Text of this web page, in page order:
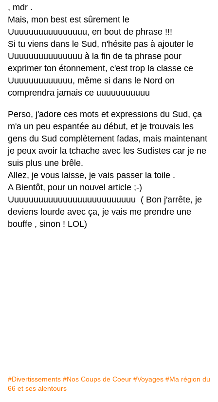
, mdr .
Mais, mon best est sûrement le
Uuuuuuuuuuuuuuuu, en bout de phrase !!!
Si tu viens dans le Sud, n'hésite pas à ajouter le
Uuuuuuuuuuuuuuu à la fin de ta phrase pour
exprimer ton étonnement, c'est trop la classe ce
Uuuuuuuuuuuuu, même si dans le Nord on
comprendra jamais ce uuuuuuuuuuu
Perso, j'adore ces mots et expressions du Sud, ça
m'a un peu espantée au début, et je trouvais les
gens du Sud complètement fadas, mais maintenant
je peux avoir la tchache avec les Sudistes car je ne
suis plus une brêle.
Allez, je vous laisse, je vais passer la toile .
A Bientôt, pour un nouvel article ;-)
Uuuuuuuuuuuuuuuuuuuuuuuuuu ( Bon j'arrête, je
deviens lourde avec ça, je vais me prendre une
bouffe , sinon ! LOL)
#Divertissements #Nos Coups de Coeur #Voyages #Ma région du
66 et ses alentours